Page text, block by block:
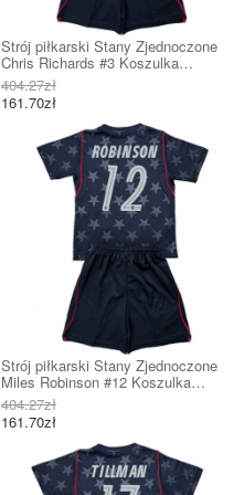
Strój piłkarski Stany Zjednoczone
Chris Richards #3 Koszulka
Wyjazdowej dziecięce MŚ 2026
Krótki Rękaw (+ Krótkie spodenki)
404.27zł
161.70zł
Strój piłkarski Stany Zjednoczone
Miles Robinson #12 Koszulka
Wyjazdowej dziecięce MŚ 2026
Krótki Rękaw (+ Krótkie spodenki)
404.27zł
161.70zł